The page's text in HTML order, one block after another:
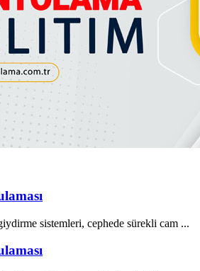
sistemleri, cephede sürekli cam ...